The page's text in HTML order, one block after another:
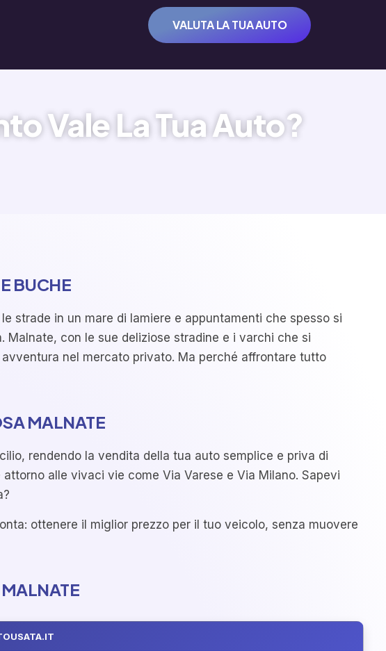
VALUTA LA TUA AUTO
Vale La Tua Auto?
BUCHE
strade in un mare di lamiere e appuntamenti che spesso si
con le sue deliziose stradine e i varchi che si
nel mercato privato. Ma perché affrontare tutto
MALNATE
rendendo la vendita della tua auto semplice e priva di
alle vivaci vie come Via Varese e Via Milano. Sapevi
ottenere il miglior prezzo per il tuo veicolo, senza muovere